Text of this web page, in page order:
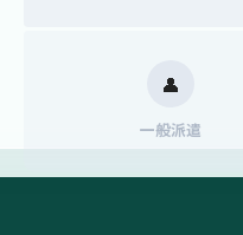
👤
一般派遣